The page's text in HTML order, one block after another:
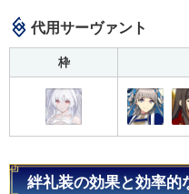
代用サーヴァント
枠
絆礼装の効果と効率的